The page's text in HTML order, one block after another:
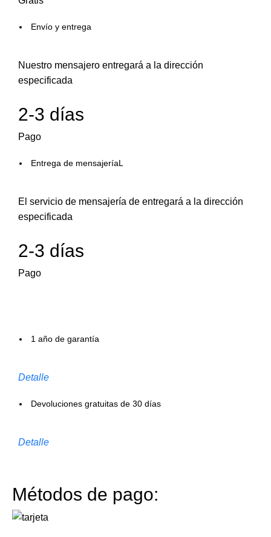
Envío y entrega
Nuestro mensajero entregará a la dirección
especificada
2-3 días
Pago
Entrega de mensajeríaL
El servicio de mensajería de entregará a la dirección
especificada
2-3 días
Pago
1 año de garantía
Detalle
Devoluciones gratuitas de 30 días
Detalle
Métodos de pago: